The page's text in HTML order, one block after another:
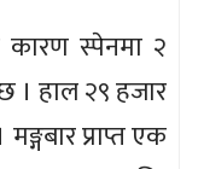
कारण स्पेनमा २
। हाल २९ हजार
प्राप्त एक